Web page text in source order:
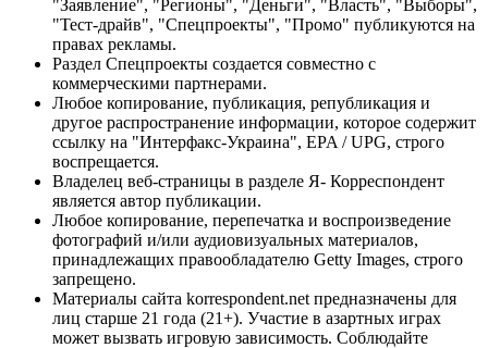
"Заявление", "Регионы", "Деньги", "Власть", "Выборы",
"Тест-драйв", "Спецпроекты", "Промо" публикуются на
правах рекламы.
Раздел Спецпроекты создается совместно с
коммерческими партнерами.
Любое копирование, публикация, републикация и
другое распространение информации, которое содержит
ссылку на "Интерфакс-Украина", EPA / UPG, строго
воспрещается.
Владелец веб-страницы в разделе Я- Корреспондент
является автор публикации.
Любое копирование, перепечатка и воспроизведение
фотографий и/или аудиовизуальных материалов,
принадлежащих правообладателю Getty Images, строго
запрещено.
Материалы сайта korrespondent.net предназначены для
лиц старше 21 года (21+). Участие в азартных играх
может вызвать игровую зависимость. Соблюдайте